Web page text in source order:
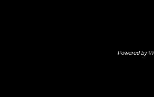
Powered by